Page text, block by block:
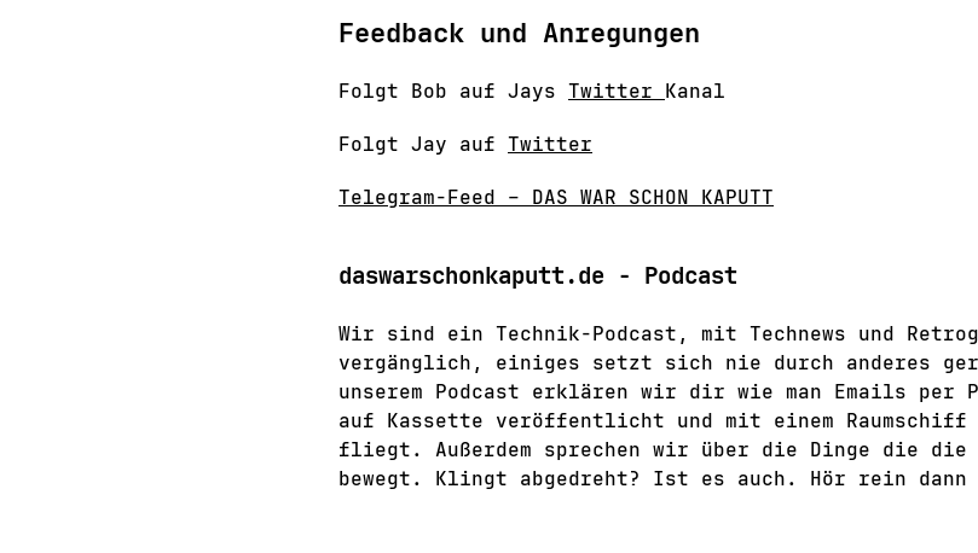
Feedback und Anregungen
Folgt Bob auf Jays Twitter Kanal
Folgt Jay auf Twitter
Telegram-Feed – DAS WAR SCHON KAPUTT
daswarschonkaputt.de - Podcast
Wir sind ein Technik-Podcast, mit Technews und
vergänglich, einiges setzt sich nie durch anderes
unserem Podcast erklären wir dir wie man Emails per
auf Kassette veröffentlicht und mit einem Raumschiff
fliegt. Außerdem sprechen wir über die Dinge die die
bewegt. Klingt abgedreht? Ist es auch. Hör rein